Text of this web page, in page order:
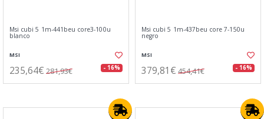
Msi cubi 5 1m-441beu core3-100u
blanco
MSI
235,64€ 281,93€ - 16%
Msi cubi 5 1m-437beu core 7-150u
negro
MSI
379,81€ 454,41€ - 16%